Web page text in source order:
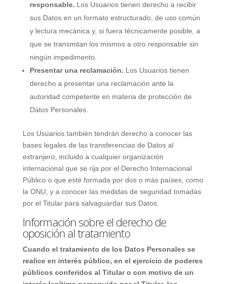
responsable. Los Usuarios tienen derecho a recibir
sus Datos en un formato estructurado, de uso común
y lectura mecánica y, si fuera técnicamente posible, a
que se transmitan los mismos a otro responsable sin
ningún impedimento.
Presentar una reclamación. Los Usuarios tienen
derecho a presentar una reclamación ante la
autoridad competente en materia de protección de
Datos Personales.
Los Usuarios también tendrán derecho a conocer las
bases legales de las transferencias de Datos al
extranjero, incluido a cualquier organización
internacional que se rija por el Derecho Internacional
Público o que esté formada por dos o más países, como
la ONU, y a conocer las medidas de seguridad tomadas
por el Titular para salvaguardar sus Datos.
Información sobre el derecho de
oposición al tratamiento
Cuando el tratamiento de los Datos Personales se
realice en interés público, en el ejercicio de poderes
públicos conferidos al Titular o con motivo de un